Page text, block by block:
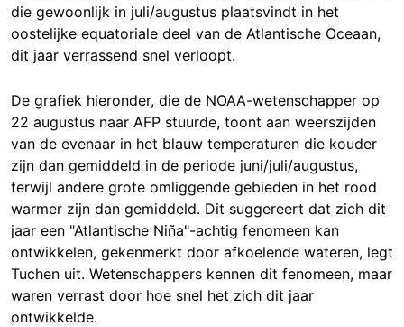
die gewoonlijk in juli/augustus plaatsvindt in het
oostelijke equatoriale deel van de Atlantische Oceaan,
dit jaar verrassend snel verloopt.
De grafiek hieronder, die de NOAA-wetenschapper op
22 augustus naar AFP stuurde, toont aan weerszijden
van de evenaar in het blauw temperaturen die kouder
zijn dan gemiddeld in de periode juni/juli/augustus,
terwijl andere grote omliggende gebieden in het rood
warmer zijn dan gemiddeld. Dit suggereert dat zich dit
jaar een "Atlantische Niña"-achtig fenomeen kan
ontwikkelen, gekenmerkt door afkoelende wateren, legt
Tuchen uit. Wetenschappers kennen dit fenomeen, maar
waren verrast door hoe snel het zich dit jaar
ontwikkelde.